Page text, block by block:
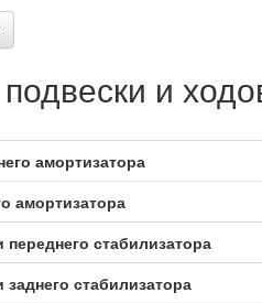
и
амортизатора
амортизатора
переднего стабилизатора
заднего стабилизатора